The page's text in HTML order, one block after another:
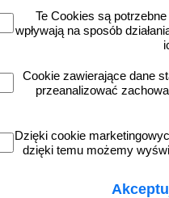
Te Cookies są
wpływają na sposób
Cookie zawierające dane
przeanalizować
Dzięki cookie
dzięki temu możemy